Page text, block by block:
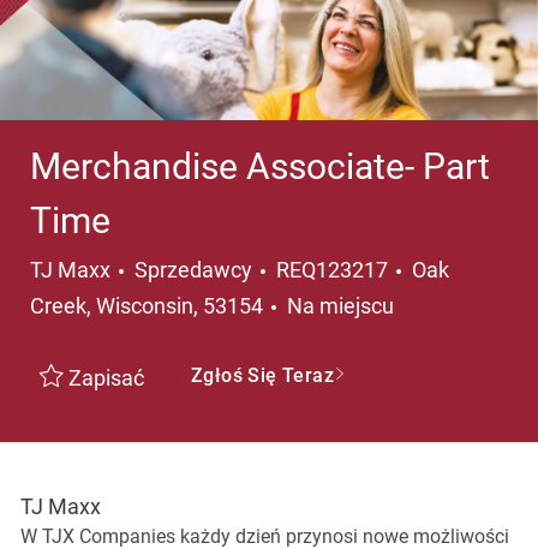
Merchandise Associate- Part
Time
TJ Maxx Kategoria
Sprzedawcy REQ123217 Lokalizacja
Oak
Creek, Wisconsin, 53154
Na miejscu
Zapisać Zgłoś Się Teraz
TJ Maxx
W TJX Companies każdy dzień przynosi nowe możliwości